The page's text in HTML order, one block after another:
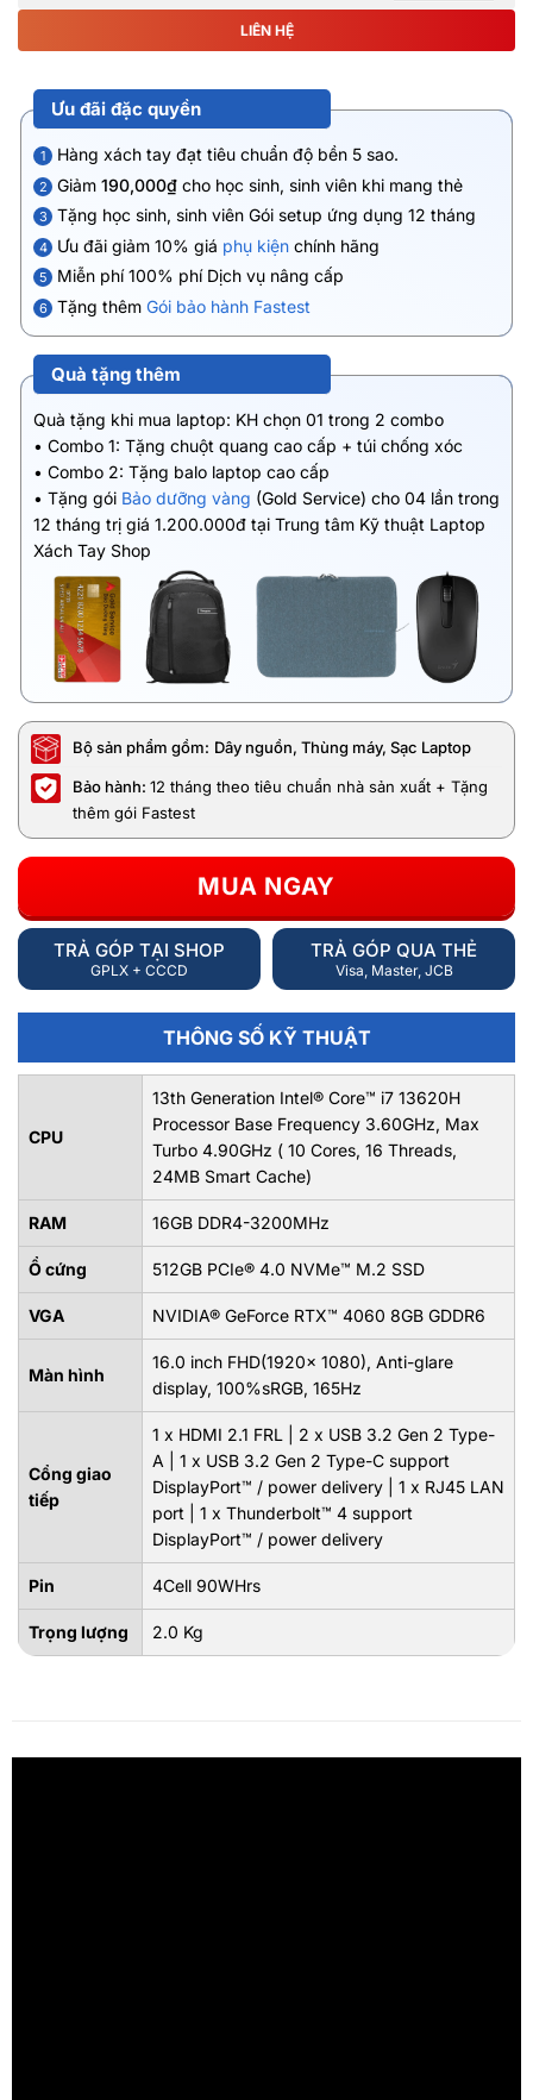
LIÊN HỆ
Ưu đãi đặc quyền
1 Hàng xách tay đạt tiêu chuẩn độ bền 5 sao.
2 Giảm 190,000₫ cho học sinh, sinh viên khi mang thẻ
3 Tặng học sinh, sinh viên Gói setup ứng dụng 12 tháng
4 Ưu đãi giảm 10% giá phụ kiện chính hãng
5 Miễn phí 100% phí Dịch vụ nâng cấp
6 Tặng thêm Gói bảo hành Fastest
Quà tặng thêm
Quà tặng khi mua laptop: KH chọn 01 trong 2 combo
• Combo 1: Tặng chuột quang cao cấp + túi chống xóc
• Combo 2: Tặng balo laptop cao cấp
• Tặng gói Bảo dưỡng vàng (Gold Service) cho 04 lần trong
12 tháng trị giá 1.200.000đ tại Trung tâm Kỹ thuật Laptop
Xách Tay Shop
Bộ sản phẩm gồm: Dây nguồn, Thùng máy, Sạc Laptop
Bảo hành: 12 tháng theo tiêu chuẩn nhà sản xuất + Tặng
thêm gói Fastest
MUA NGAY
TRẢ GÓP TẠI SHOP
GPLX + CCCD
TRẢ GÓP QUA THẺ
Visa, Master, JCB
THÔNG SỐ KỸ THUẬT
CPU
13th Generation Intel® Core™ i7 13620H
Processor Base Frequency 3.60GHz, Max
Turbo 4.90GHz ( 10 Cores, 16 Threads,
24MB Smart Cache)
RAM 16GB DDR4-3200MHz
Ổ cứng 512GB PCIe® 4.0 NVMe™ M.2 SSD
VGA NVIDIA® GeForce RTX™ 4060 8GB GDDR6
Màn hình
16.0 inch FHD(1920x 1080), Anti-glare
display, 100%sRGB, 165Hz
Cổng giao
tiếp
1 x HDMI 2.1 FRL | 2 x USB 3.2 Gen 2 Type-
A | 1 x USB 3.2 Gen 2 Type-C support
DisplayPort™ / power delivery | 1 x RJ45 LAN
port | 1 x Thunderbolt™ 4 support
DisplayPort™ / power delivery
Pin 4Cell 90WHrs
Trọng lượng 2.0 Kg